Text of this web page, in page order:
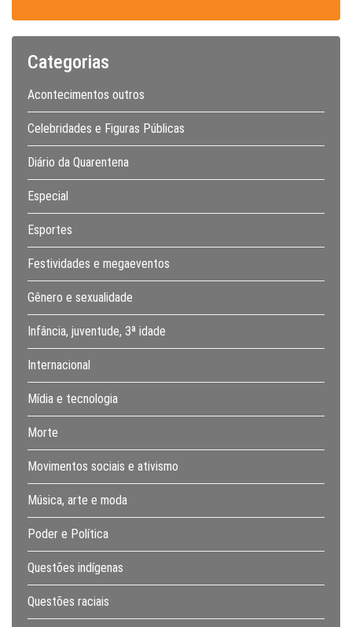
Categorias
Acontecimentos outros
Celebridades e Figuras Públicas
Diário da Quarentena
Especial
Esportes
Festividades e megaeventos
Gênero e sexualidade
Infância, juventude, 3ª idade
Internacional
Mídia e tecnologia
Morte
Movimentos sociais e ativismo
Música, arte e moda
Poder e Política
Questões indígenas
Questões raciais